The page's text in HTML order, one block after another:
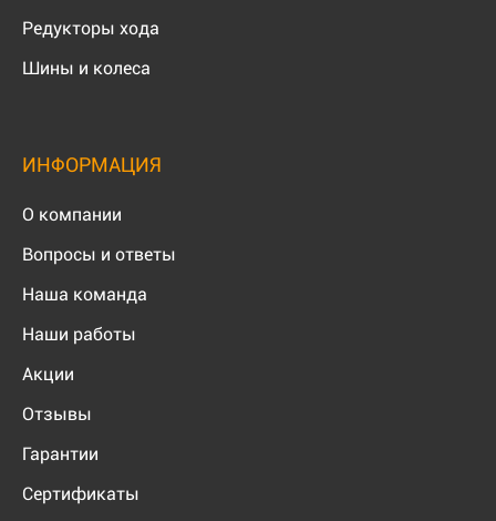
Редукторы хода
Шины и колеса
ИНФОРМАЦИЯ
О компании
Вопросы и ответы
Наша команда
Наши работы
Акции
Отзывы
Гарантии
Сертификаты